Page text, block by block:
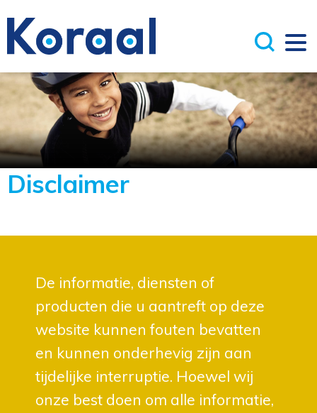
Disclaimer
De informatie, diensten of
producten die u aantreft op deze
website kunnen fouten bevatten
en kunnen onderhevig zijn aan
tijdelijke interruptie. Hoewel wij
onze best doen om alle informatie,